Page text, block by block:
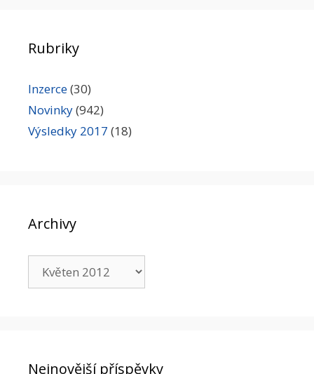
Rubriky
Inzerce(30)
Novinky(942)
Výsledky 2017 (18)
Archivy
Nejnovější příspěvky